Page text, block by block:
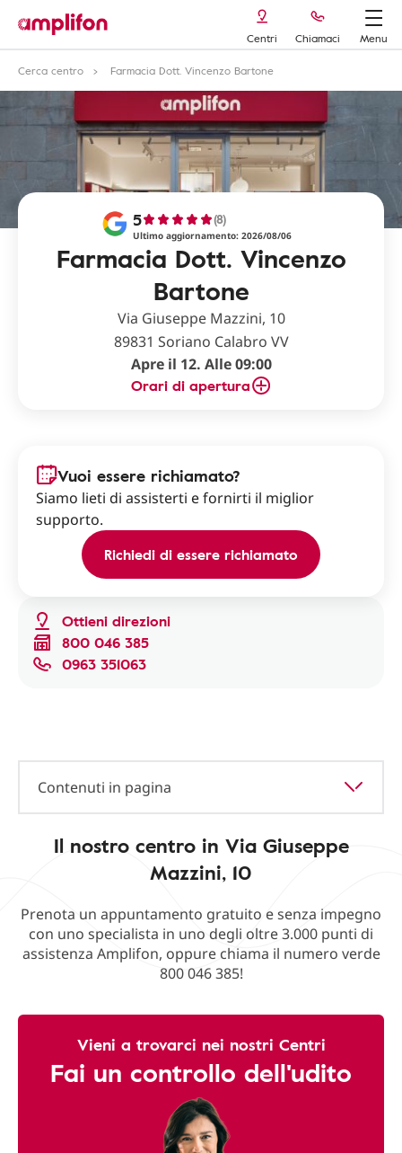
Centri Chiamaci
Menu
Cerca centro
Farmacia Dott. Vincenzo Bartone
Farmacia Dott. Vincenzo
Bartone
5 (8)
Ultimo aggiornamento: 2026/08/06
Via Giuseppe Mazzini, 10
89831 Soriano Calabro VV
Apre il 12. Alle 09:00
Orari di apertura
Ottieni direzioni
800 046 385
0963 351063
Vuoi essere richiamato?
Siamo lieti di assisterti e fornirti il miglior
supporto.
Richiedi di essere richiamato
Contenuti in pagina
Il nostro centro in Via Giuseppe
Mazzini, 10
Prenota un appuntamento gratuito e senza impegno
con uno specialista in uno degli oltre 3.000 punti di
assistenza Amplifon, oppure chiama il numero verde
800 046 385!
Vieni a trovarci nei nostri Centri
Fai un controllo dell'udito